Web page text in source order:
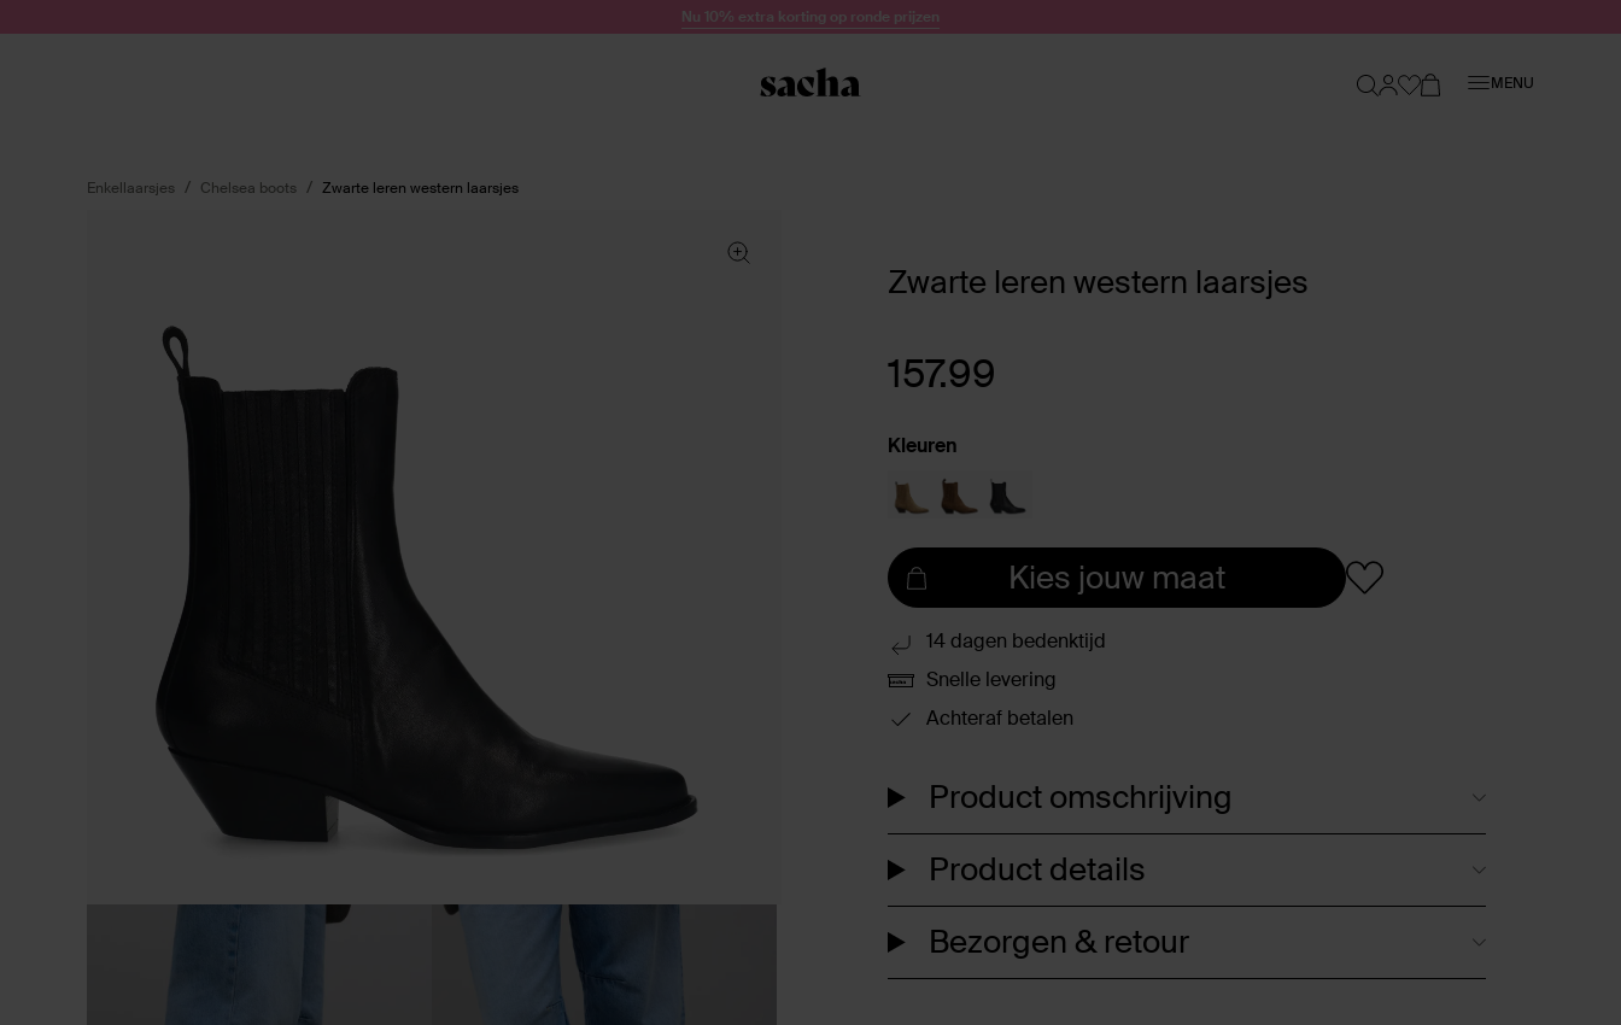
Nu 10% extra korting op ronde prijzen
MENU
Enkellaarsjes Chelsea boots Zwarte leren western laarsjes
Zwarte leren western laarsjes
157.99
Kleuren
Kies jouw maat
14 dagen bedenktijd
Snelle levering
Achteraf betalen
Product omschrijving
Product details
Bezorgen & retour